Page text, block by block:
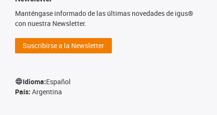
Manténgase informado de las últimas novedades de igus®
con nuestra Newsletter.
Suscribirse a la Newsletter
Idioma:Español
País: Argentina